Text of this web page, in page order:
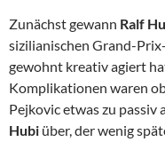
Zunächst gewann Ralf
sizilianischen Grand-
gewohnt kreativ agiert
Komplikationen waren
Pejkovic etwas zu
Hubi über, der wenig